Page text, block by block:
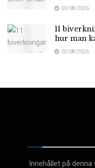
03/08/2026
11
hur man
02/08/2026
Innehållet på